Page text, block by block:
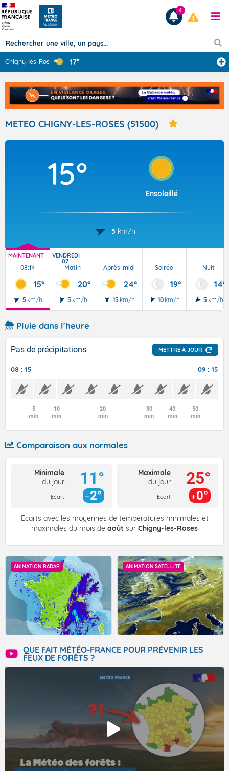
Prévisions
TOUS LES RÉSULTATS
Articles
4
Chigny-les-Rose ... 17°
METEO CHIGNY-LES-ROSES (51500)
15°
Ensoleillé
5 km/h
MAINTENANT
08:14
15°
5 km/h
VENDREDI
07
Matin
20°
5 km/h
Après-midi
24°
15 km/h
Soirée
19°
10 km/h
Nuit
14°
5 km/h
Pluie dans l'heure
Pas de précipitations METTRE À JOUR
08 : 15 09 : 15
5
min
10
min
20
min
30
min
40
min
50
min
Comparaison aux normales
Minimale
du jour
Ecart
11°
2°
Maximale
du jour
Ecart
25°
0°
Écarts avec les moyennes de températures minimales et
maximales du mois de août sur Chigny-les-Roses
ANIMATION RADAR ANIMATION SATELLITE
QUE FAIT MÉTÉO-FRANCE POUR PRÉVENIR LES
FEUX DE FORÊTS ?